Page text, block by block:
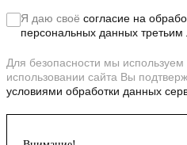
Я даю своё согласие на
персональных данных третьим
Для безопасности мы
использовании сайта Вы
условиями обработки данных